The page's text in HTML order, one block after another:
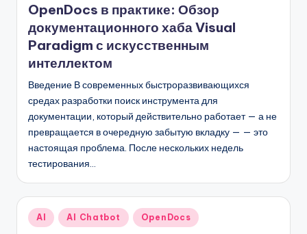
OpenDocs в практике: Обзор
документационного хаба Visual
Paradigm с искусственным
интеллектом
Введение В современных быстроразвивающихся
средах разработки поиск инструмента для
документации, который действительно работает — а не
превращается в очередную забытую вкладку — — это
настоящая проблема. После нескольких недель
тестирования…
Опубликовано
AI AI Chatbot OpenDocs